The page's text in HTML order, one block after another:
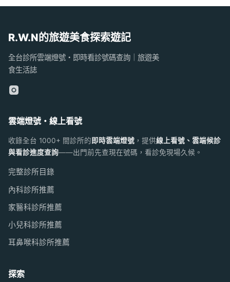
R.W.N的旅遊美食探索遊記
全台診所雲端燈號・即時看診號碼查詢｜旅遊美
食生活誌
雲端燈號・線上看號
收錄全台 1000+ 間診所的即時雲端燈號 ，提供線上看號、雲端候診
與看診進度查詢——出門前先查現在號碼，看診免現場久候。
完整診所目錄
內科診所推薦
家醫科診所推薦
小兒科診所推薦
耳鼻喉科診所推薦
探索